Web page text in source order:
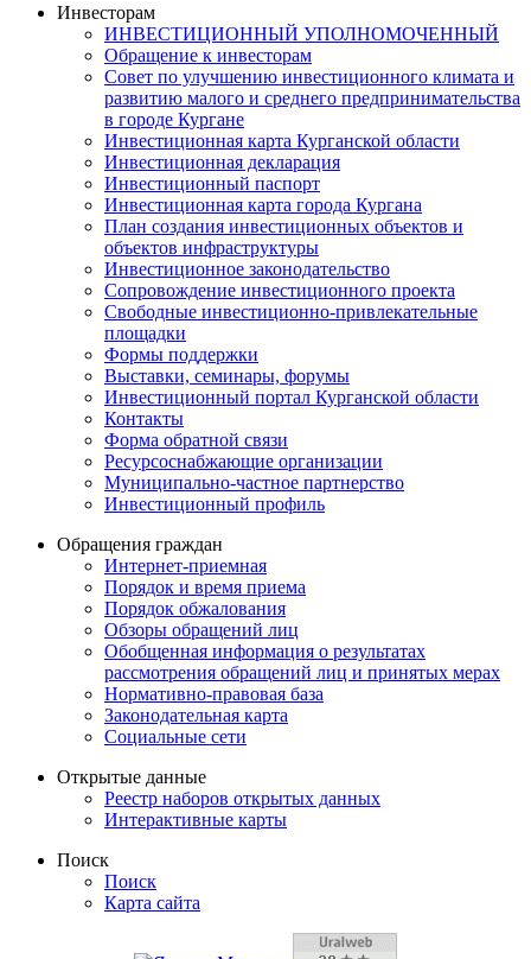
Инвесторам
ИНВЕСТИЦИОННЫЙ УПОЛНОМОЧЕННЫЙ
Обращение к инвесторам
Совет по улучшению инвестиционного климата и
развитию малого и среднего предпринимательства
в городе Кургане
Инвестиционная карта Курганской области
Инвестиционная декларация
Инвестиционный паспорт
Инвестиционная карта города Кургана
План создания инвестиционных объектов и
объектов инфраструктуры
Инвестиционное законодательство
Сопровождение инвестиционного проекта
Свободные инвестиционно-привлекательные
площадки
Формы поддержки
Выставки, семинары, форумы
Инвестиционный портал Курганской области
Контакты
Форма обратной связи
Ресурсоснабжающие организации
Муниципально-частное партнерство
Инвестиционный профиль
Обращения граждан
Интернет-приемная
Порядок и время приема
Порядок обжалования
Обзоры обращений лиц
Обобщенная информация о результатах
рассмотрения обращений лиц и принятых мерах
Нормативно-правовая база
Законодательная карта
Социальные сети
Открытые данные
Реестр наборов открытых данных
Интерактивные карты
Поиск
Поиск
Карта сайта